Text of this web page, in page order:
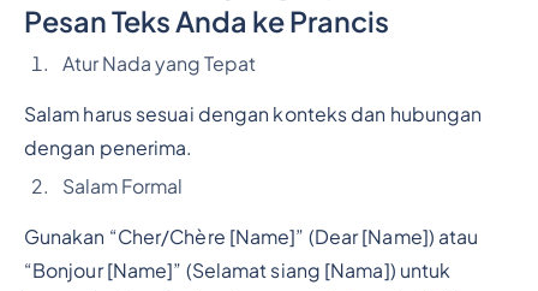
Pesan Teks Anda ke Prancis
Atur Nada yang Tepat
Salam harus sesuai dengan konteks dan hubungan
dengan penerima.
Salam Formal
Gunakan “Cher/Chère [Name]” (Dear [Name]) atau
“Bonjour [Name]” (Selamat siang [Nama]) untuk